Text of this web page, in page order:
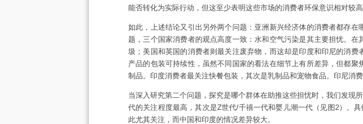
能否转化为实际行动，但这至少表明这些市场的消费者环保意识相对较
如此，上述结论又引出另外两个问题：亚洲新兴经济体的消费者都存
题，三个国家消费者的观点高度一致：水和空气污染是其主要担忧。
圾；美国和英国的消费者则最关注废弃物，而这却是印度和印尼的消
产品的包装可持续性，虽然不同国家的看法在细节上有所差异，但都
制品。印度消费者最关注快餐包装，其次是乳制品和宠物食品。印尼消
当深入研究第二个问题，探究是哪个群体在助推这些担忧时，我们发现
代的关注程度最高，其次是Z世代/千禧一代和婴儿潮一代（见图2）。
此尤其关注，而中国和印度的情况差异较大。